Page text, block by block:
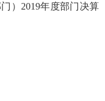
） 2019年度部门决算